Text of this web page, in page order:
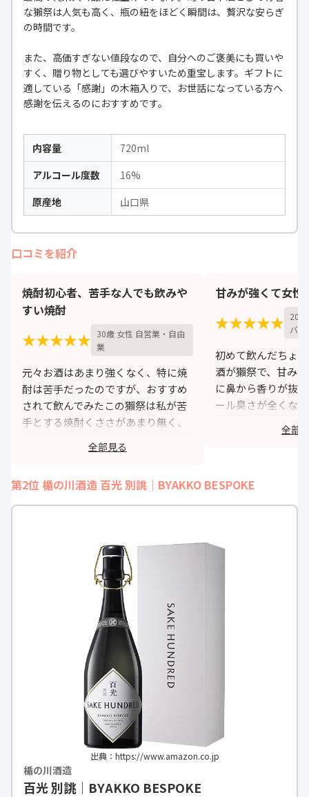
な獺祭は人気も高く、瓶の紐をほどく瞬間は、贅沢な安らぎ
の時間です。
また、高価すぎない値段なので、自分へのご褒美にも買いや
すく、贈り物としても選びやすいため重宝します。ギフトに
適している「感謝」の木箱入りで、お世話になっている方へ
感謝を伝えるのにおすすめです。
内容量
720ml
アルコール度数
16%
原産地
山口県
口コミを紹介
焼酎初心者、苦手な人でも飲みや
すい焼酎
★★★★★ 30歳 女性 自営業・自由
業
元々お酒はあまり強くなく、特に焼
酎は苦手だったのですが、おすすめ
されて飲んでみたこの獺祭は私が苦
手とする焼酎くささがあまり無く、
っきりとした味わいでした。焼酎に
います。
全部見る
甘みが強くて女性
★★★★★ 20
バイ
初めて飲んだちょ
酒が獺祭で、甘み
に鼻から香りが抜
ール臭さが全くな
で、初めて飲む方
全部
第2位 楯の川酒造 百光 別誂｜BYAKKO BESPOKE
出典：https://www.amazon.co.jp
楯の川酒造
百光 別誂｜BYAKKO BESPOKE